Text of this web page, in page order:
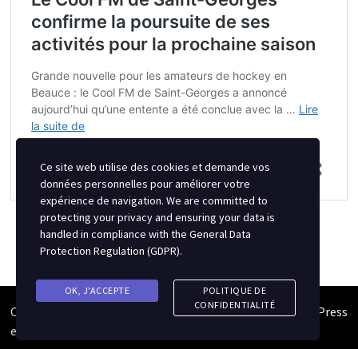
Copyright © 2026 Semipro Magazine. Alimenté parWordPress
et
Ce site web utilise des cookies et demande vos
données personnelles pour améliorer votre
expérience de navigation. We are committed to
protecting your privacy and ensuring your data is
handled in compliance with the General Data
Protection Regulation (GDPR).
OK, J'ACCEPTE
POLITIQUE DE
CONFIDENTIALITÉ